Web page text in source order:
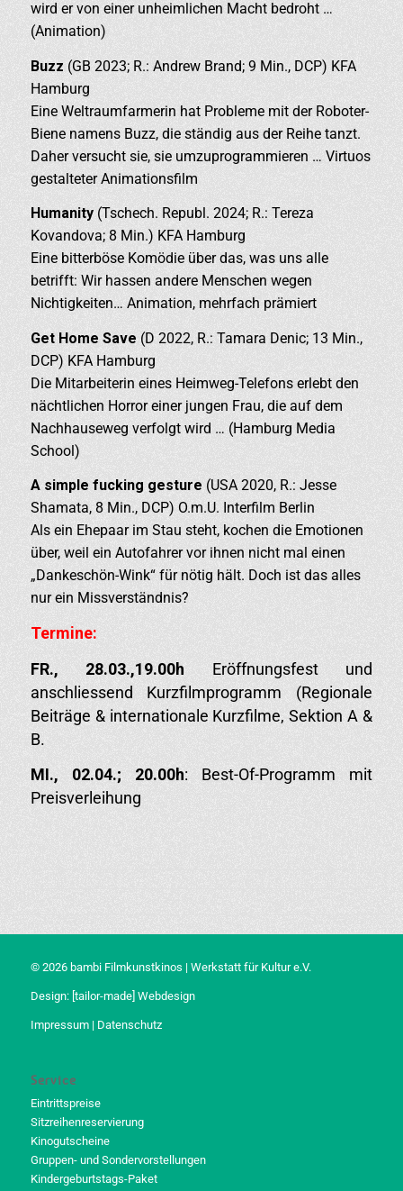
wird er von einer unheimlichen Macht bedroht …
(Animation)
Buzz (GB 2023; R.: Andrew Brand; 9 Min., DCP) KFA
Hamburg
Eine Weltraumfarmerin hat Probleme mit der Roboter-
Biene namens Buzz, die ständig aus der Reihe tanzt.
Daher versucht sie, sie umzuprogrammieren … Virtuos
gestalteter Animationsfilm
Humanity(Tschech. Republ. 2024; R.: Tereza
Kovandova; 8 Min.) KFA Hamburg
Eine bitterböse Komödie über das, was uns alle
betrifft: Wir hassen andere Menschen wegen
Nichtigkeiten… Animation, mehrfach prämiert
Get Home Save (D 2022, R.: Tamara Denic; 13 Min.,
DCP) KFA Hamburg
Die Mitarbeiterin eines Heimweg-Telefons erlebt den
nächtlichen Horror einer jungen Frau, die auf dem
Nachhauseweg verfolgt wird … (Hamburg Media
School)
A simple fucking gesture (USA 2020, R.: Jesse
Shamata, 8 Min., DCP) O.m.U. Interfilm Berlin
Als ein Ehepaar im Stau steht, kochen die Emotionen
über, weil ein Autofahrer vor ihnen nicht mal einen
„Dankeschön-Wink“ für nötig hält. Doch ist das alles
nur ein Missverständnis?
Termine:
FR., 28.03.,19.00h Eröffnungsfest und
anschliessend Kurzfilmprogramm (Regionale
Beiträge & internationale Kurzfilme, Sektion A &
B.
MI., 02.04.; 20.00h: Best-Of-Programm mit
Preisverleihung
© 2026 bambi Filmkunstkinos | Werkstatt für Kultur e.V.
Design: [tailor-made] Webdesign
Impressum| Datenschutz
Service
Eintrittspreise
Sitzreihenreservierung
Kinogutscheine
Gruppen- und Sondervorstellungen
Kindergeburtstags-Paket